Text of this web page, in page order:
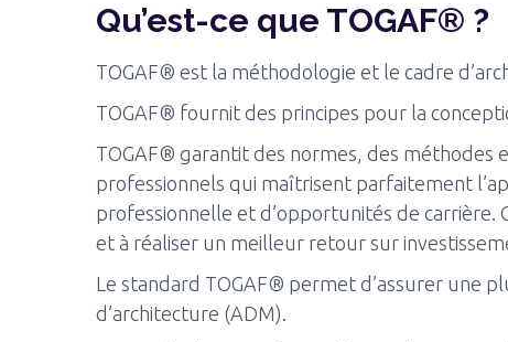
Qu’est-ce que TOGAF® ?
TOGAF® est la méthodologie et le cadre
TOGAF® fournit des principes pour la
TOGAF® garantit des normes, des méthodes
professionnels qui maîtrisent parfaitement
professionnelle et d’opportunités de carrière.
et à réaliser un meilleur retour sur
Le standard TOGAF® permet d’assurer une
d’architecture (ADM).